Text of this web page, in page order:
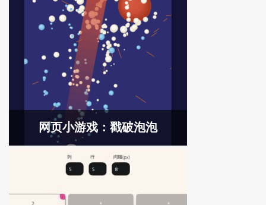
网页小游戏：戳破泡泡